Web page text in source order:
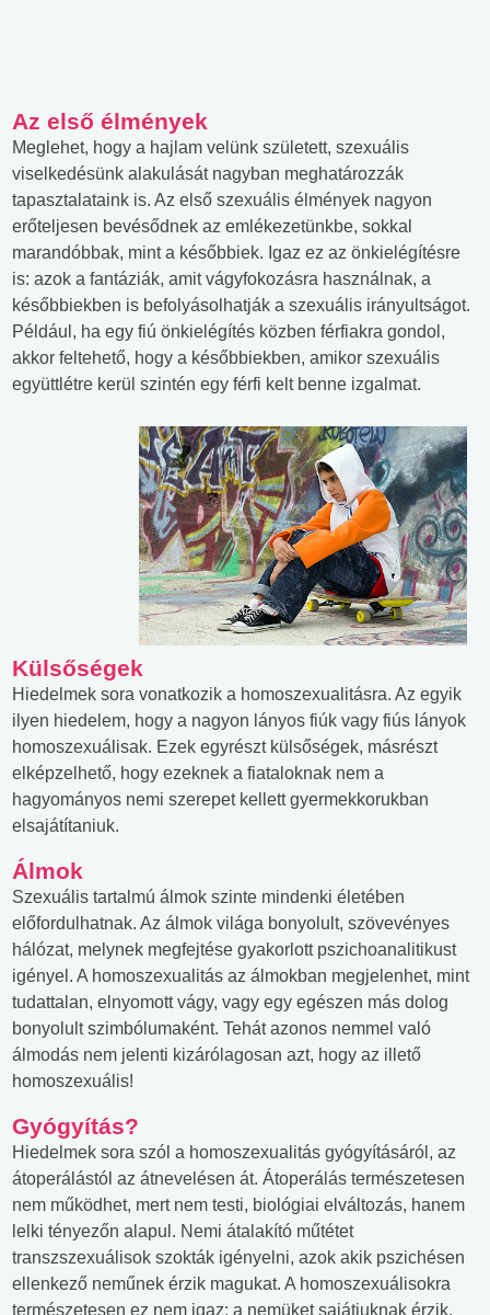
Az első élmények
Meglehet, hogy a hajlam velünk született, szexuális
viselkedésünk alakulását nagyban meghatározzák
tapasztalataink is. Az első szexuális élmények nagyon
erőteljesen bevésődnek az emlékezetünkbe, sokkal
marandóbbak, mint a későbbiek. Igaz ez az önkielégítésre
is: azok a fantáziák, amit vágyfokozásra használnak, a
későbbiekben is befolyásolhatják a szexuális irányultságot.
Például, ha egy fiú önkielégítés közben férfiakra gondol,
akkor feltehető, hogy a későbbiekben, amikor szexuális
együttlétre kerül szintén egy férfi kelt benne izgalmat.
Külsőségek
Hiedelmek sora vonatkozik a homoszexualitásra. Az egyik
ilyen hiedelem, hogy a nagyon lányos fiúk vagy fiús lányok
homoszexuálisak. Ezek egyrészt külsőségek, másrészt
elképzelhető, hogy ezeknek a fiataloknak nem a
hagyományos nemi szerepet kellett gyermekkorukban
elsajátítaniuk.
Álmok
Szexuális tartalmú álmok szinte mindenki életében
előfordulhatnak. Az álmok világa bonyolult, szövevényes
hálózat, melynek megfejtése gyakorlott pszichoanalitikust
igényel. A homoszexualitás az álmokban megjelenhet, mint
tudattalan, elnyomott vágy, vagy egy egészen más dolog
bonyolult szimbólumaként. Tehát azonos nemmel való
álmodás nem jelenti kizárólagosan azt, hogy az illető
homoszexuális!
Gyógyítás?
Hiedelmek sora szól a homoszexualitás gyógyításáról, az
átoperálástól az átnevelésen át. Átoperálás természetesen
nem működhet, mert nem testi, biológiai elváltozás, hanem
lelki tényezőn alapul. Nemi átalakító műtétet
transzszexuálisok szokták igényelni, azok akik pszichésen
ellenkező neműnek érzik magukat. A homoszexuálisokra
természetesen ez nem igaz: a nemüket sajátjuknak érzik,